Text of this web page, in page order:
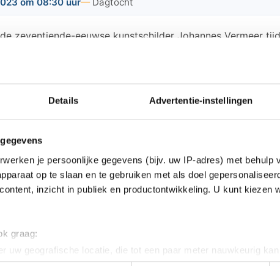
Details Advertentie-instellingen
je persoonlijke gegevens (bijv. uw IP-adres) met behulp
op te slaan en te gebruiken met als doel
inzicht in publiek en productontwikkeling. U kunt kiezen
graag:
uw geografische locatie, die tot een paar meter nauwkeurig
om 08:30 uur Dagtocht
zeventiende-eeuwse kunstschilder Johannes Vermeer
, met Rotterdampas € 35,-.
activiteit kan via de website van de Bibliotheek
de vestigingen.
van Goeree-Overflakkee:
Ouddorp na grootschalige inzet onder